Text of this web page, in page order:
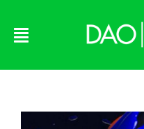
content